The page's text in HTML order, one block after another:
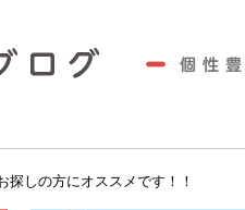
探しの方にオススメです！！